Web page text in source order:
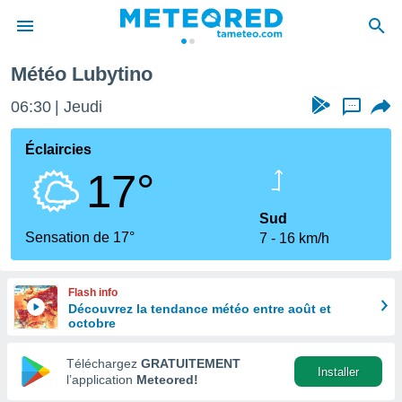
de
en
Météo Lubytino
06:30 Jeudi ...
Éclaircies
17°
Sensation de 17°
Sud
7
16 km/h
Flash info
Découvrez la tendance météo entre août et
octobre
Téléchargez GRATUITEMENT
l’application Meteored!
Installer